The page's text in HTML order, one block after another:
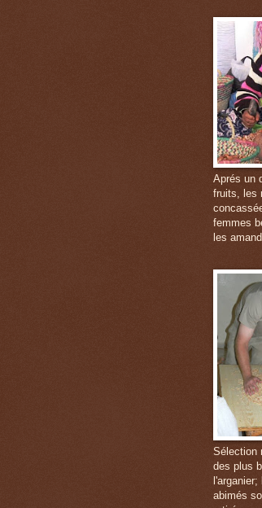
Aprés un
fruits, les
femmes
les
Sélection
des plus
abimés